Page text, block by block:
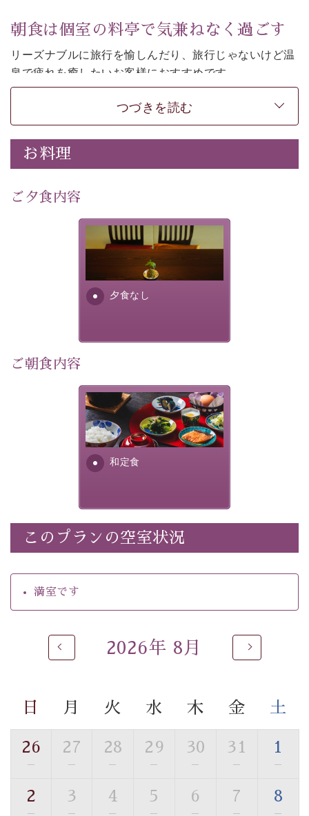
朝食は個室の料亭で気兼ねなく過ごす
リーズナブルに旅行を愉しんだり、旅行じゃないけど温
泉で疲れを癒したいお客様におすすめです。
ご朝食は個室の料亭で気兼ねなくお食事をお愉しみくだ
-----------【安心への取り組み】----------
個室料亭、貸切風呂のご利用が可能な上、 安心安全にご
滞在いただけるよう
30項目以上からなる独自の衛生・消毒プログラムの基、
徹底した衛生管理を行っております。
-------------------------------------------------
・朝食は個室料亭で個室食
・諏訪大社4社を巡る無料参拝バス（事前予約制）
・館内着をご用意
・館内フリーWi-Fi
・駐車場完備
・個室料亭で個室食
・朝食はこだわりの味噌汁をはじめとした和定食
■お座敷風呂（大浴場）
温泉の成分に合わせ、防菌防カビの特殊素材の畳を使
※男性大浴場までのご移動には階段がございます。 予め
ご了承のほどお願いいたします。
貸切温泉風呂
（40分2000円）
眺望はございませんが、源泉掛け流しの温泉の質を楽し
■諏訪大社4社を巡る無料参拝バス
豊富な知識を持ったドライバー兼ガイドが諏訪大社をご
は【3日前まで】にお電話ください。
※交通規制などにより運行できない日がございます
つづきを読む
お料理
ご夕食内容
夕食なし
夕食なしご夕食を追加される
場合は、二食付きのプランを
お選びくださいませ。
ご朝食内容
和定食
さっぱりとした和食膳に使わ
れる食材は、諏訪の名産品を
ふんだんに取り入れ、安心・
安全を心掛けた長野県産...
このプランの空室状況
満室です
2026年 8月
日 月 火 水 木 金 土
26
—
27
—
28
—
29
—
30
—
31
—
1
—
2
—
3
—
4
—
5
—
6
—
7
—
8
—